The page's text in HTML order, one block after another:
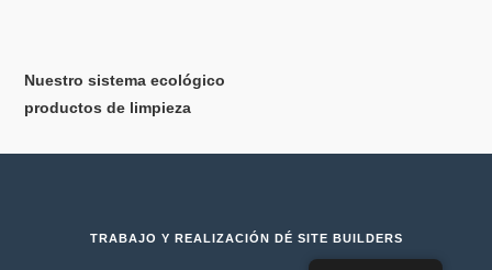
Nuestro sistema ecológico
productos de limpieza
TRABAJO Y REALIZACIÓN DÉ SITE BUILDERS